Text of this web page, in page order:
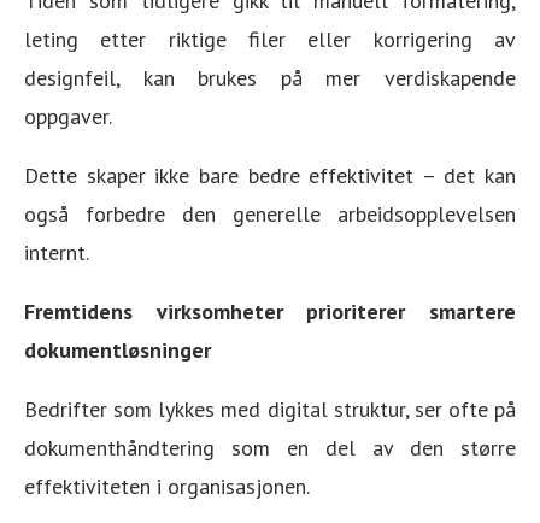
leting etter riktige filer eller korrigering av
designfeil, kan brukes på mer verdiskapende
oppgaver.
Dette skaper ikke bare bedre effektivitet – det kan
også forbedre den generelle arbeidsopplevelsen
internt.
Fremtidens virksomheter prioriterer smartere
dokumentløsninger
Bedrifter som lykkes med digital struktur, ser ofte på
dokumenthåndtering som en del av den større
effektiviteten i organisasjonen.